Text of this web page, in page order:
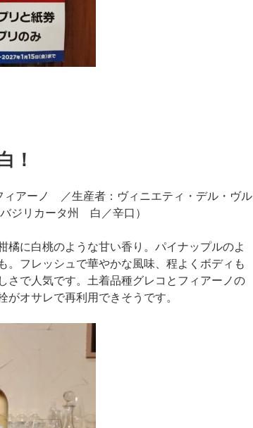
！
ィアーノ ／生産者：ヴィニエティ・デル・ヴル
ジリカータ州 白／辛口）
橘に白桃のような甘い香り。パイナップルのよ
。フレッシュで華やかな風味、程よくボディも
さで人気です。土着品種グレコとフィアーノの
がオサレで再利用できそうです。